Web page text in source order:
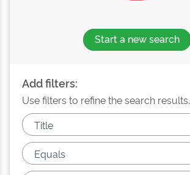
Start a new search
Add filters:
Use filters to refine the search results.